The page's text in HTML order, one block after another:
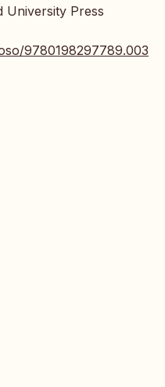
University Press
9780198297789.003